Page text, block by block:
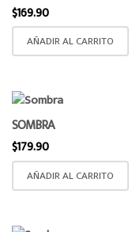
$169.90
AÑADIR AL CARRITO
SOMBRA
$179.90
AÑADIR AL CARRITO